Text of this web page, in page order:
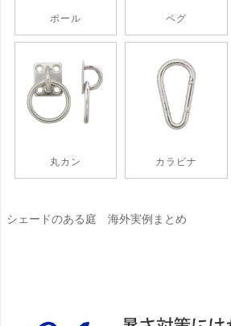
ポール ペグ
丸カン カラビナ
シェードのある庭 海外実例まとめ